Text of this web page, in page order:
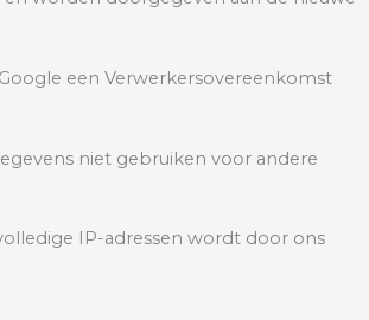
een Verwerkersovereenkomst
niet gebruiken voor andere
IP-adressen wordt door ons